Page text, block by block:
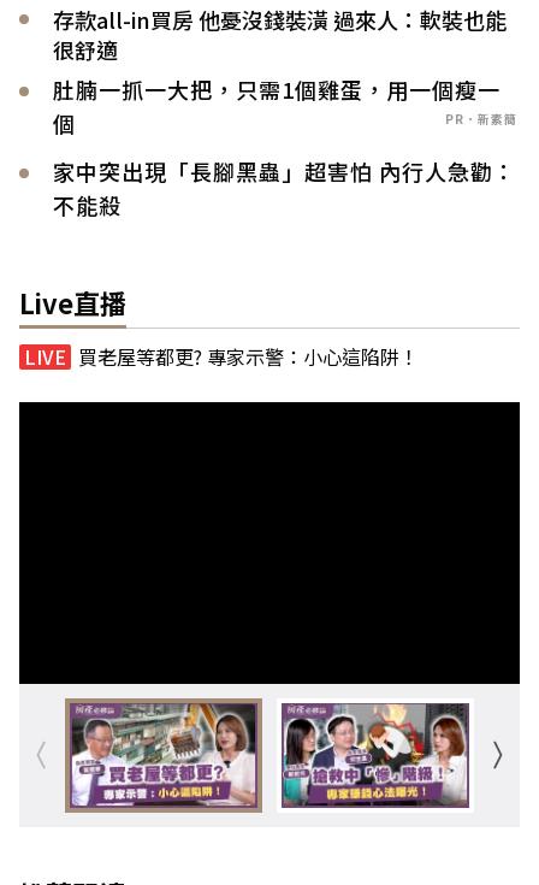
存款all-in買房 他憂沒錢裝潢 過來人：軟裝也能
很舒適
肚腩一抓一大把，只需1個雞蛋，用一個瘦一
個
PR．新素簡
家中突出現「長腳黑蟲」超害怕 內行人急勸：
不能殺
Live直播
買老屋等都更? 專家示警：小心這陷阱！